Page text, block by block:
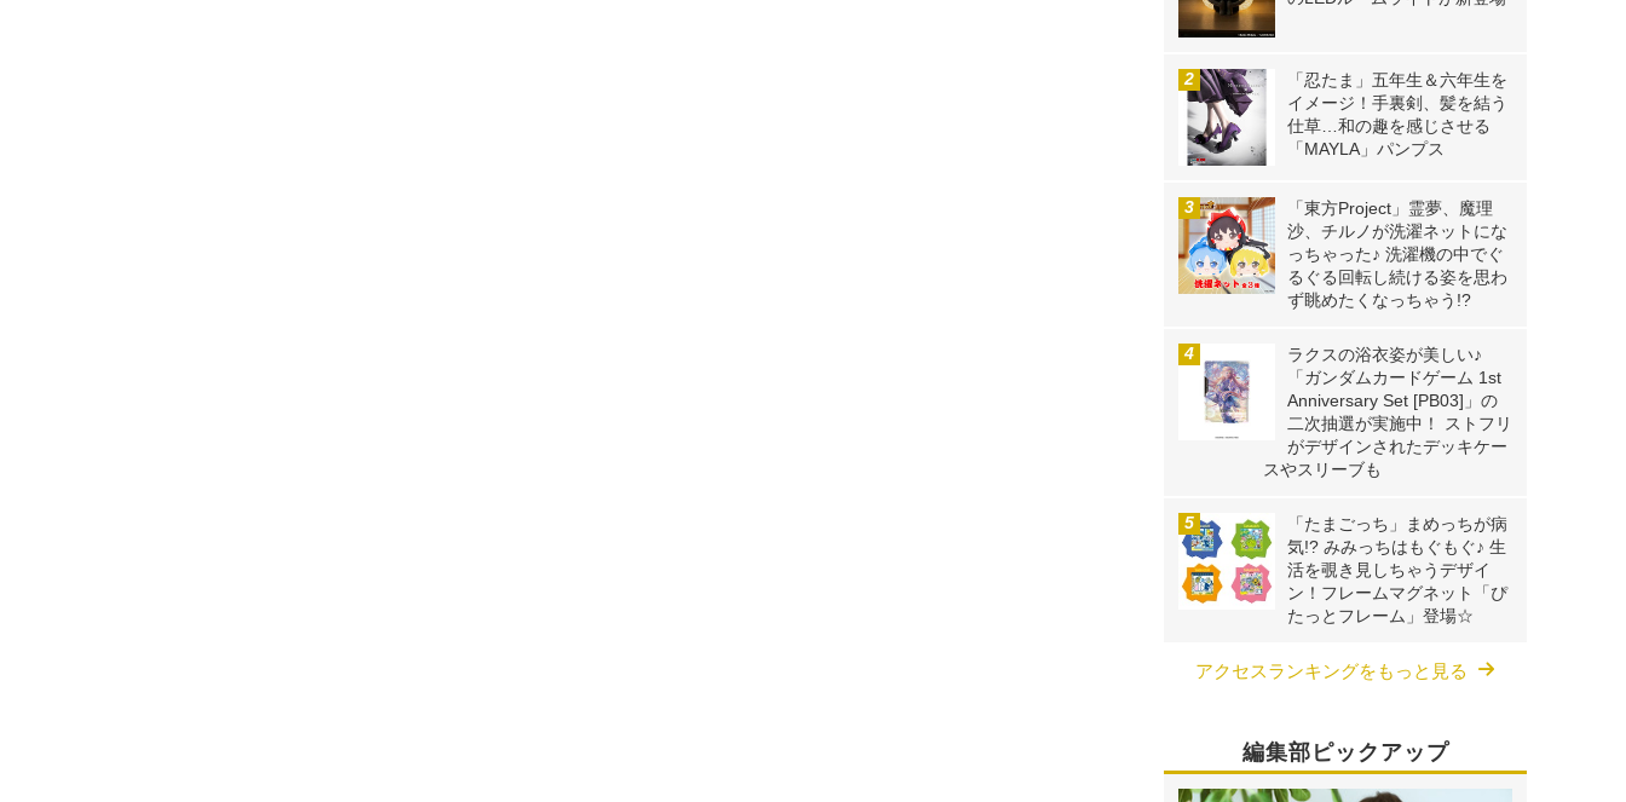
「忍たま」五年生＆六年生を
イメージ！手裏剣、髪を結う
仕草…和の趣を感じさせる
「MAYLA」パンプス
「東方Project」霊夢、魔理
沙、チルノが洗濯ネットにな
っちゃった♪ 洗濯機の中でぐ
るぐる回転し続ける姿を思わ
ず眺めたくなっちゃう!?
ラクスの浴衣姿が美しい♪
「ガンダムカードゲーム 1st
Anniversary Set [PB03]」の
二次抽選が実施中！ ストフリ
がデザインされたデッキケー
スやスリーブも
「たまごっち」まめっちが病
気!? みみっちはもぐもぐ♪ 生
活を覗き見しちゃうデザイ
ン！フレームマグネット「ぴ
たっとフレーム」登場☆
アクセスランキングをもっと見る
編集部ピックアップ